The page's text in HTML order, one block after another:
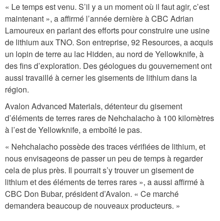
« Le temps est venu. S’il y a un moment où il faut agir, c’est
maintenant », a affirmé l’année dernière à CBC Adrian
Lamoureux en parlant des efforts pour construire une usine
de lithium aux TNO. Son entreprise, 92 Resources, a acquis
un lopin de terre au lac Hidden, au nord de Yellowknife, à
des fins d’exploration. Des géologues du gouvernement ont
aussi travaillé à cerner les gisements de lithium dans la
région.
Avalon Advanced Materials, détenteur du gisement
d’éléments de terres rares de Nehchalacho à 100 kilomètres
à l’est de Yellowknife, a emboîté le pas.
« Nehchalacho possède des traces vérifiées de lithium, et
nous envisageons de passer un peu de temps à regarder
cela de plus près. Il pourrait s’y trouver un gisement de
lithium et des éléments de terres rares », a aussi affirmé à
CBC Don Bubar, président d’Avalon. « Ce marché
demandera beaucoup de nouveaux producteurs. »